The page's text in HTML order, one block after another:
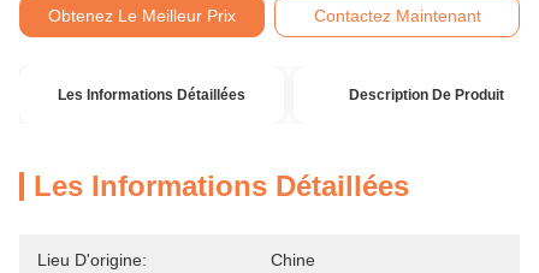
Obtenez Le Meilleur Prix Contactez Maintenant
Les Informations Détaillées Description De Produit
Les Informations Détaillées
Lieu D'origine: Chine